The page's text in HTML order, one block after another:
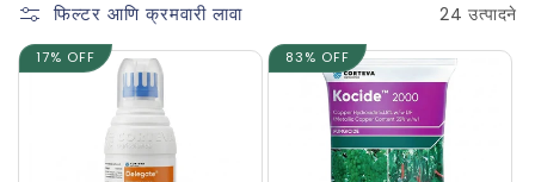
फिल्टर आणि क्रमवारी लावा 24 उत्पादने
17% OFF 83% OFF